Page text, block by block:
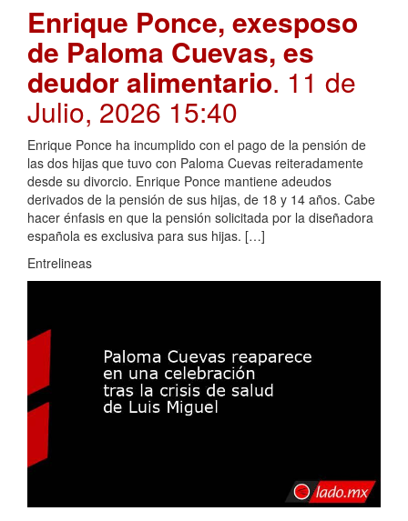
Enrique Ponce, exesposo
de Paloma Cuevas, es
deudor alimentario. 11 de
Julio, 2026 15:40
Enrique Ponce ha incumplido con el pago de la pensión de
las dos hijas que tuvo con Paloma Cuevas reiteradamente
desde su divorcio. Enrique Ponce mantiene adeudos
derivados de la pensión de sus hijas, de 18 y 14 años. Cabe
hacer énfasis en que la pensión solicitada por la diseñadora
española es exclusiva para sus hijas. […]
Entrelineas